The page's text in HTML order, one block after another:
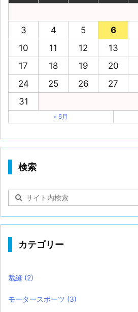
3
4 5 6
10
11 12 13
17
18 19 20
24
25 26 27
31
« 5月
検索
カテゴリー
裁縫 (2)
モータースポーツ (3)